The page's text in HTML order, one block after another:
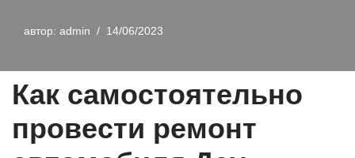
автор: admin 14/06/2023
Как самостоятельно
провести ремонт